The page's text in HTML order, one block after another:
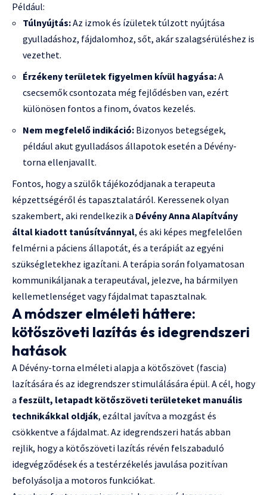
Például:
Túlnyújtás:Az izmok és ízületek túlzott nyújtása
gyulladáshoz, fájdalomhoz, sőt, akár szalagsérüléshez is
vezethet.
Érzékeny területek figyelmen kívül hagyása:A
csecsemők csontozata még fejlődésben van, ezért
különösen fontos a finom, óvatos kezelés.
Nem megfelelő indikáció: Bizonyos betegségek,
például akut gyulladásos állapotok esetén a Dévény-
torna ellenjavallt.
Fontos, hogy a szülők tájékozódjanak a terapeuta
képzettségéről és tapasztalatáról. Keressenek olyan
szakembert, aki rendelkezik a Dévény Anna Alapítvány
által kiadott tanúsítvánnyal, és aki képes megfelelően
felmérni a páciens állapotát, és a terápiát az egyéni
szükségletekhez igazítani. A terápia során folyamatosan
kommunikáljanak a terapeutával, jelezve, ha bármilyen
kellemetlenséget vagy fájdalmat tapasztalnak.
A módszer elméleti háttere:
kötőszöveti lazítás és idegrendszeri
hatások
A Dévény-torna elméleti alapja a kötőszövet (fascia)
lazítására és az idegrendszer stimulálására épül. A cél, hogy
a feszült, letapadt kötőszöveti területeket manuális
technikákkal oldják, ezáltal javítva a mozgást és
csökkentve a fájdalmat. Az idegrendszeri hatás abban
rejlik, hogy a kötőszöveti lazítás révén felszabaduló
idegvégződések és a testérzékelés javulása pozitívan
befolyásolja a motoros funkciókat.